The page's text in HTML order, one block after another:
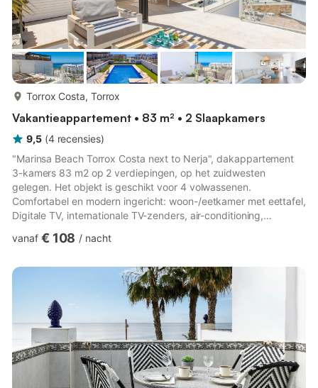
Torrox Costa, Torrox
Vakantieappartement • 83 m² • 2 Slaapkamers
9,5 (4 recensies)
"Marinsa Beach Torrox Costa next to Nerja", dakappartement
3-kamers 83 m2 op 2 verdiepingen, op het zuidwesten
gelegen. Het objekt is geschikt voor 4 volwassenen.
Comfortabel en modern ingericht: woon-/eetkamer met eettafel,
Digitale TV, internationale TV-zenders, air-conditioning,
terras. 1 kamer met 2 bedden (90 cm, lengte 200 cm), air-
(160 cm, lengte 200 cm), douche/WC en dubbele wastafels
(privé) air-conditioning en heteluchtverwarming. Uitgang naar
het terras. Op...
vanaf € 108 / nacht